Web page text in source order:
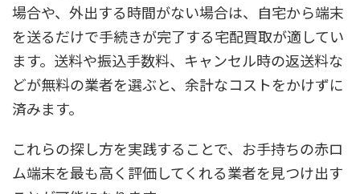
場合や、外出する時間がない場合は、自宅から端末
を送るだけで手続きが完了する宅配買取が適してい
ます。送料や振込手数料、キャンセル時の返送料な
どが無料の業者を選ぶと、余計なコストをかけずに
済みます。
これらの探し方を実践することで、お手持ちの赤ロ
ム端末を最も高く評価してくれる業者を見つけ出す